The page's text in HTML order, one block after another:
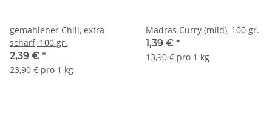
gemahlener Chili, extra
scharf, 100 gr.
2,39 € *
23,90 € pro 1 kg
Madras Curry (mild), 100 gr.
1,39 € *
13,90 € pro 1 kg